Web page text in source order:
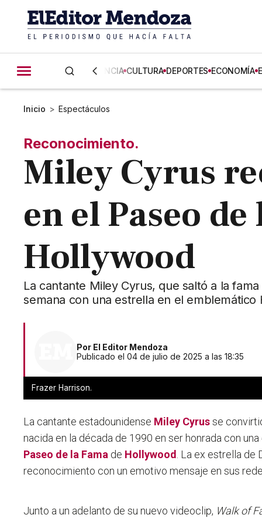
CIENCIA CULTURA DEPORTES ECONOMÍA
Inicio > Espectáculos
Reconocimiento.
Miley Cyrus
en el Paseo de
Hollywood
La cantante Miley Cyrus, que saltó a la
semana con una estrella en el emblemático
Por El Editor Mendoza
Publicado el 04 de julio de 2025 a las 18:35
Frazer Harrison.
La cantante estadounidense Miley Cyrusse
nacida en la década de 1990 en ser honrada con
Paseo de la Fama de Hollywood . La ex estrella de
reconocimiento con un emotivo mensaje en sus
Junto a un adelanto de su nuevo videoclip, Walk of